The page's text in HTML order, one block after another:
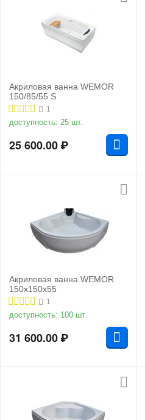
Акриловая ванна WEMOR
150/85/55 S
1
доступность: 25 шт.
25 600.00₽
Акриловая ванна WEMOR
150x150x55
1
доступность: 100 шт.
31 600.00₽